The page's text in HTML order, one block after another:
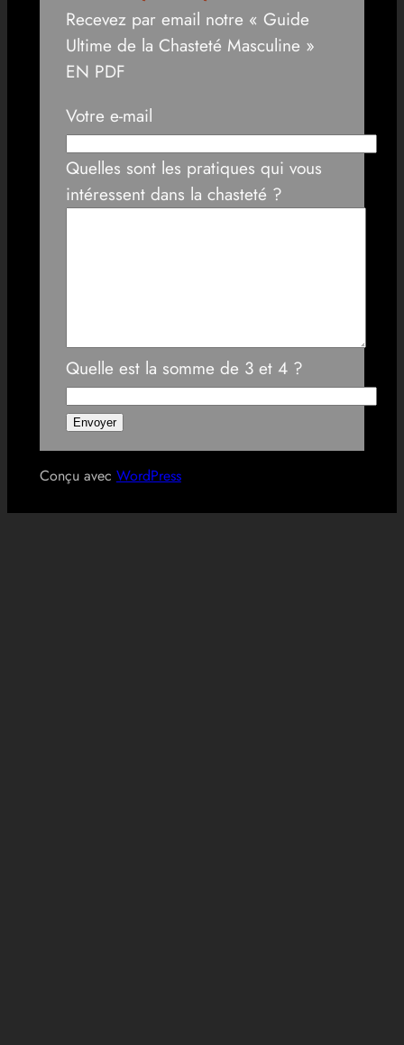
Recevez par email notre « Guide
Ultime de la Chasteté Masculine »
EN PDF
Votre e-mail
Quelles sont les pratiques qui vous
intéressent dans la chasteté ?
Quelle est la somme de 3 et 4 ?
Conçu avec WordPress